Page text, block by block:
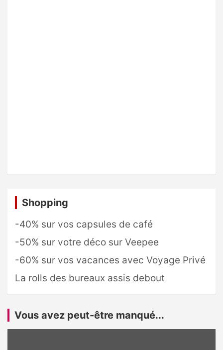
Shopping
-40% sur vos capsules de café
-50% sur votre déco sur Veepee
-60% sur vos vacances avec Voyage Privé
La rolls des bureaux assis debout
Vous avez peut-être manqué...